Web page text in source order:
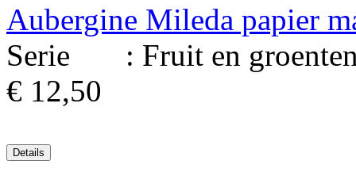
Aubergine Mileda papier
Serie : Fruit en
€ 12,50